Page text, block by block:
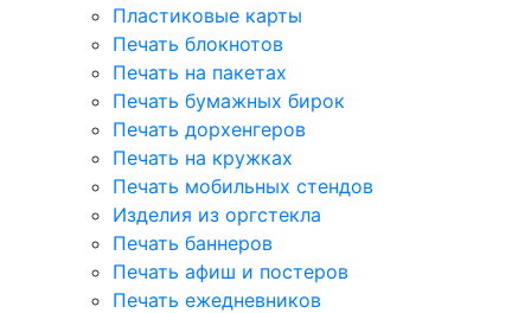
Пластиковые карты
Печать блокнотов
Печать на пакетах
Печать бумажных бирок
Печать дорхенгеров
Печать на кружках
Печать мобильных стендов
Изделия из оргстекла
Печать баннеров
Печать афиш и постеров
Печать ежедневников